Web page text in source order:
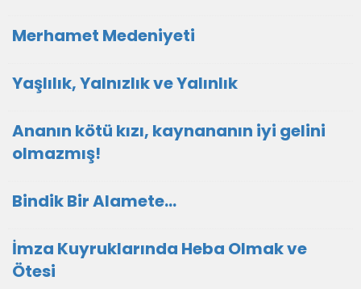
Merhamet Medeniyeti
Yaşlılık, Yalnızlık ve Yalınlık
Ananın kötü kızı, kaynananın iyi gelini
olmazmış!
Bindik Bir Alamete...
İmza Kuyruklarında Heba Olmak ve
Ötesi